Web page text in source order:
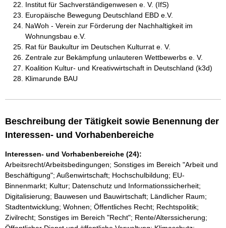
Institut für Sachverständigenwesen e. V. (IfS)
Europäische Bewegung Deutschland EBD e.V.
NaWoh - Verein zur Förderung der Nachhaltigkeit im
Wohnungsbau e.V.
Rat für Baukultur im Deutschen Kulturrat e. V.
Zentrale zur Bekämpfung unlauteren Wettbewerbs e. V.
Koalition Kultur- und Kreativwirtschaft in Deutschland (k3d)
Klimarunde BAU
Beschreibung der Tätigkeit sowie Benennung der
Interessen- und Vorhabenbereiche
Interessen- und Vorhabenbereiche (24):
Arbeitsrecht/Arbeitsbedingungen; Sonstiges im Bereich "Arbeit und
Beschäftigung"; Außenwirtschaft; Hochschulbildung; EU-
Binnenmarkt; Kultur; Datenschutz und Informationssicherheit;
Digitalisierung; Bauwesen und Bauwirtschaft; Ländlicher Raum;
Stadtentwicklung; Wohnen; Öffentliches Recht; Rechtspolitik;
Zivilrecht; Sonstiges im Bereich "Recht"; Rente/Alterssicherung;